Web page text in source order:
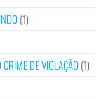
(1)
DE VIOLAÇÃO (1)